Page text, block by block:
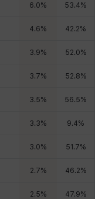
6.0% 53.4%
4.6% 42.2%
3.9% 52.0%
3.7% 52.8%
3.5% 56.5%
3.3% 9.4%
3.0% 51.7%
2.7% 46.2%
2.5% 47.9%